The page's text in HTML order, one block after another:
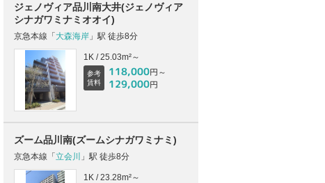
ジェノヴィア品川南大井(ジェノヴィア
シナガワミナミオオイ)
京急本線「大森海岸 」駅 徒歩8分
1K / 25.03m²～
参考
賃料
118,000円～
129,000円
ズーム品川南(ズームシナガワミナミ)
京急本線「立会川 」駅 徒歩8分
1K / 23.28m²～